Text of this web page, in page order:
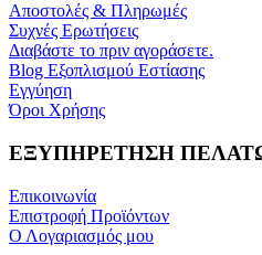
Αποστολές & Πληρωμές
Συχνές Ερωτήσεις
Διαβάστε το πριν αγοράσετε.
Blog Εξοπλισμού Εστίασης
Εγγύηση
Όροι Χρήσης
ΕΞΥΠΗΡΕΤΗΣΗ
Επικοινωνία
Επιστροφή Προϊόντων
Ο Λογαριασμός μου